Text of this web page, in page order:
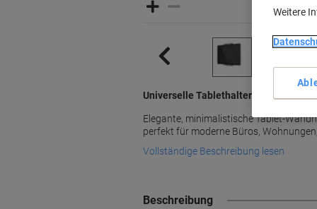
Universelle Tablethalterung in
Elegante, minimalistische Tablet-
perfekt für moderne Büros,
Vollständige Beschreibung lesen
Beschreibung
Weitere